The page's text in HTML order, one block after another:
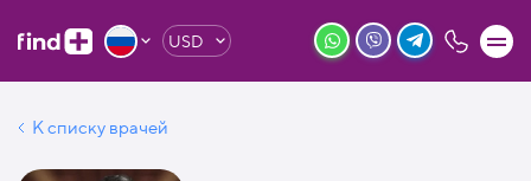
USD
К списку врачей